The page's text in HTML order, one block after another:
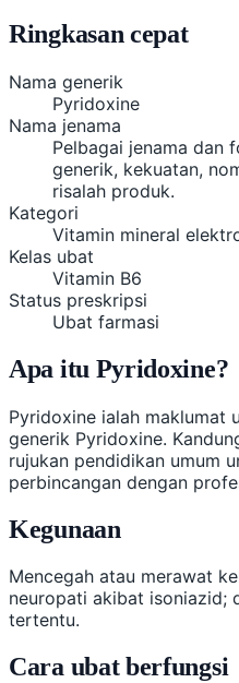
Ringkasan cepat
Nama generik
Pyridoxine
Nama jenama
Pelbagai jenama dan
generik, kekuatan,
risalah produk.
Kategori
Vitamin mineral
Kelas ubat
Vitamin B6
Status preskripsi
Ubat farmasi
Apa itu Pyridoxine?
Pyridoxine ialah maklumat
generik Pyridoxine.
rujukan pendidikan umum
perbincangan dengan
Kegunaan
Mencegah atau merawat
neuropati akibat isoniazid;
tertentu.
Cara ubat berfungsi